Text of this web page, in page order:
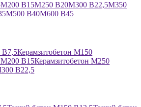
М200 В15М250 В20М300 В22,5М350
М500 В40М600 В45
В7,5Керамзитобетон М150
М200 В15Керамзитобетон М250
В22,5